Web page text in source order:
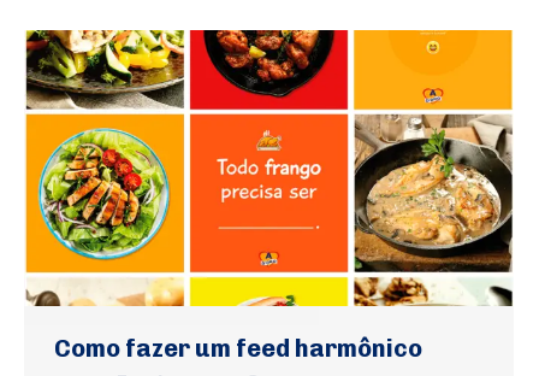
Como fazer um feed harmônico